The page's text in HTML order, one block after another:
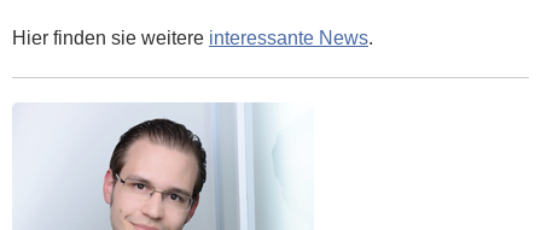
Hier finden sie weitere interessante News.